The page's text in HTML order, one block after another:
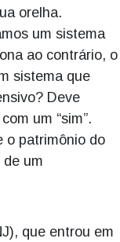
orelha.
um sistema
ao contrário, o
sistema que
Deve
um “sim”.
o patrimônio do
um
que entrou em